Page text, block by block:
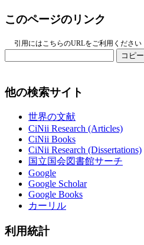
このページのリンク
引用にはこちらのURLをご利用ください
コピー
他の検索サイト
世界の文献
CiNii Research (Articles)
CiNii Books
CiNii Research (Dissertations)
国立国会図書館サーチ
Google
Google Scholar
Google Books
カーリル
利用統計